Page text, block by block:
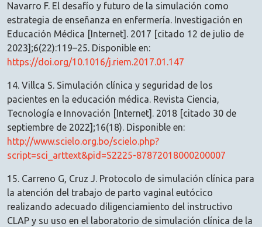
Navarro F. El desafío y futuro de la simulación como
estrategia de enseñanza en enfermería. Investigación en
Educación Médica [Internet]. 2017 [citado 12 de julio de
2023];6(22):119–25. Disponible en:
https://doi.org/10.1016/j.riem.2017.01.147
14. Villca S. Simulación clínica y seguridad de los
pacientes en la educación médica. Revista Ciencia,
Tecnología e Innovación [Internet]. 2018 [citado 30 de
septiembre de 2022];16(18). Disponible en:
http://www.scielo.org.bo/scielo.php?
script=sci_arttext&pid=S2225-87872018000200007
15. Carreno G, Cruz J. Protocolo de simulación clínica para
la atención del trabajo de parto vaginal eutócico
realizando adecuado diligenciamiento del instructivo
CLAP y su uso en el laboratorio de simulación clínica de la